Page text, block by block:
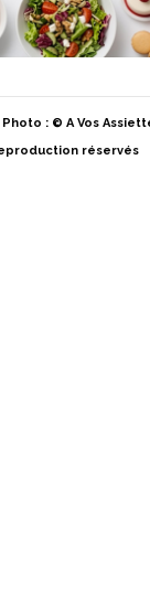
: © A Vos
réservés